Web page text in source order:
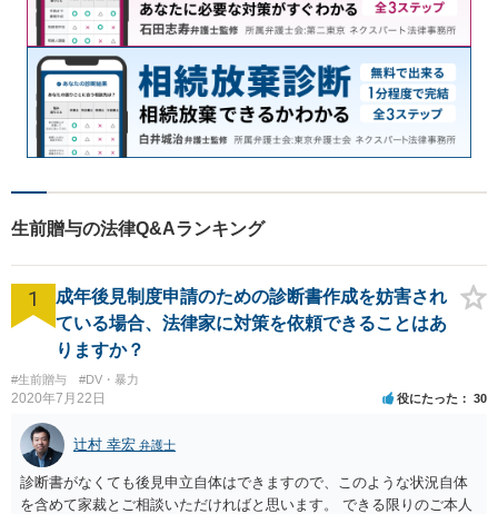
生前贈与の法律Q&Aランキング
1
成年後見制度申請のための診断書作成を妨害され
ている場合、法律家に対策を依頼できることはあ
りますか？
#生前贈与 #DV・暴力
2020年7月22日 役にたった 30
辻村 幸宏 弁護士
診断書がなくても後見申立自体はできますので、このような状況自体
を含めて家裁とご相談いただければと思います。 できる限りのご本人